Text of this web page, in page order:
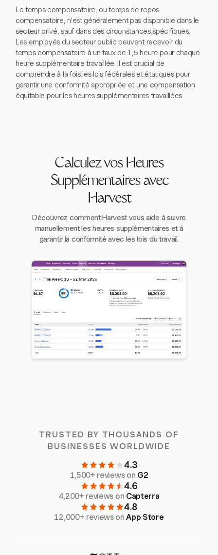
Le temps compensatoire, ou temps de repos
compensatoire, n'est généralement pas disponible dans le
secteur privé, sauf dans des circonstances spécifiques.
Les employés du secteur public peuvent recevoir du
temps compensatoire à un taux de 1,5 heure pour chaque
heure supplémentaire travaillée. Il est crucial de
comprendre à la fois les lois fédérales et étatiques pour
garantir une conformité appropriée et une compensation
équitable pour les heures supplémentaires travaillées.
Calculez vos Heures
Supplémentaires avec
Harvest
Découvrez comment Harvest vous aide à suivre
manuellement les heures supplémentaires et à
garantir la conformité avec les lois du travail.
TRUSTED BY THOUSANDS OF
BUSINESSES WORLDWIDE
4.3
1,500+ reviews on G2
4.6
4,200+ reviews on Capterra
4.8
12,000+ reviews onApp Store